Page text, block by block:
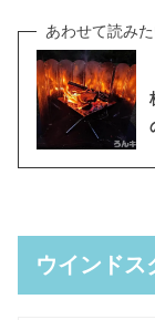
ウインドス